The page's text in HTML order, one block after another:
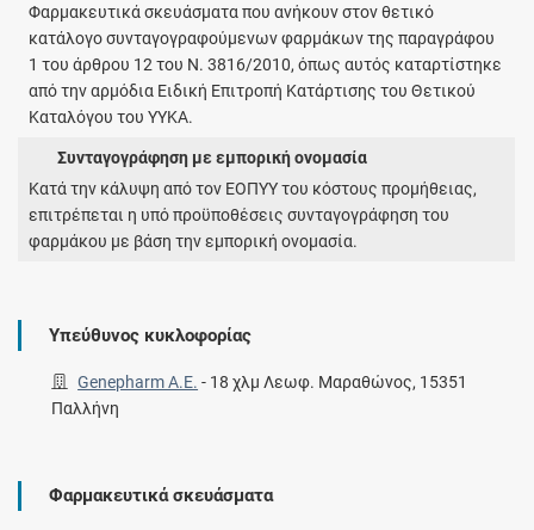
Φαρμακευτικά σκευάσματα που ανήκουν στον θετικό
κατάλογο συνταγογραφούμενων φαρμάκων της παραγράφου
1 του άρθρου 12 του Ν. 3816/2010, όπως αυτός καταρτίστηκε
από την αρμόδια Ειδική Επιτροπή Κατάρτισης του Θετικού
Καταλόγου του ΥΥΚΑ.
Συνταγογράφηση με εμπορική ονομασία
Κατά την κάλυψη από τον ΕΟΠΥΥ του κόστους προμήθειας,
επιτρέπεται η υπό προϋποθέσεις συνταγογράφηση του
φαρμάκου με βάση την εμπορική ονομασία.
Υπεύθυνος κυκλοφορίας
Genepharm Α.Ε. - 18 χλμ Λεωφ. Μαραθώνος, 15351
Παλλήνη
Φαρμακευτικά σκευάσματα